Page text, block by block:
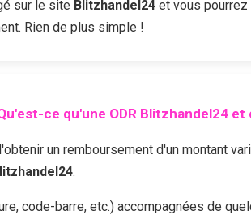
sur le site Blitzhandel24 et vous
Rien de plus simple !
ce qu'une ODR Blitzhandel24et
un remboursement d'un montant
.
code-barre, etc.) accompagnées de